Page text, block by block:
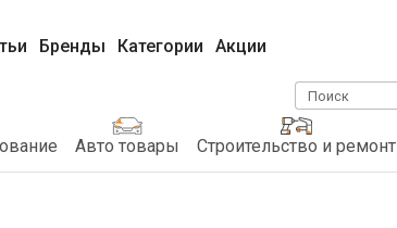
Бренды Категории Акции
Поиск
Авто товары Строительство и ремонт